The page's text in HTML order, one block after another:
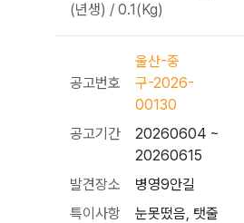
(년생) / 0.1(Kg)
공고번호
울산-중
구-2026-
00130
공고기간
20260604 ~
20260615
발견장소
병영9안길
특이사항
눈못떴음, 탯줄